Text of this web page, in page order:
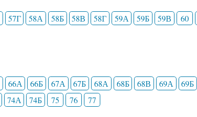
57Г 58А 58Б 58В 58Г 59А 59Б 59В 60
66А 66Б 67А 67Б 68А 68Б 68В 69А 69Б
74А 74Б 75 76 77